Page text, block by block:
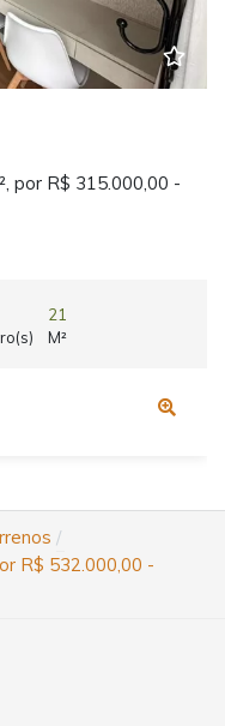
por R$ 315.000,00 -
21
M²
R$ 532.000,00 -